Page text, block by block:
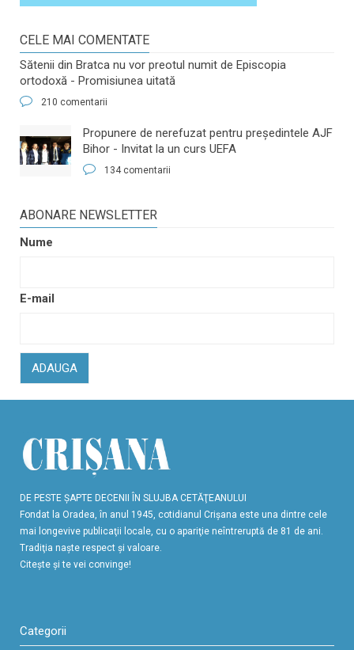
CELE MAI COMENTATE
Sătenii din Bratca nu vor preotul numit de Episcopia
ortodoxă - Promisiunea uitată
210 comentarii
​Propunere de nerefuzat pentru preşedintele AJF
Bihor - Invitat la un curs UEFA
134 comentarii
ABONARE NEWSLETTER
Nume
E-mail
ADAUGA
DE PESTE ŞAPTE DECENII ÎN SLUJBA CETĂŢEANULUI
Fondat la Oradea, în anul 1945, cotidianul Crişana este una dintre cele
mai longevive publicaţii locale, cu o apariţie neîntreruptă de 81 de ani.
Tradiţia naşte respect şi valoare.
Citeşte şi te vei convinge!
Categorii